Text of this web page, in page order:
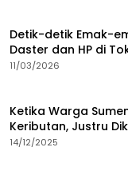
Detik-detik Emak-
Daster dan HP di
Sumenep, Aksi
11/03/2026
Ketika Warga
Keributan, Justru
14/12/2025